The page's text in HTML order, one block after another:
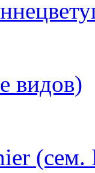
видов)
(cем.